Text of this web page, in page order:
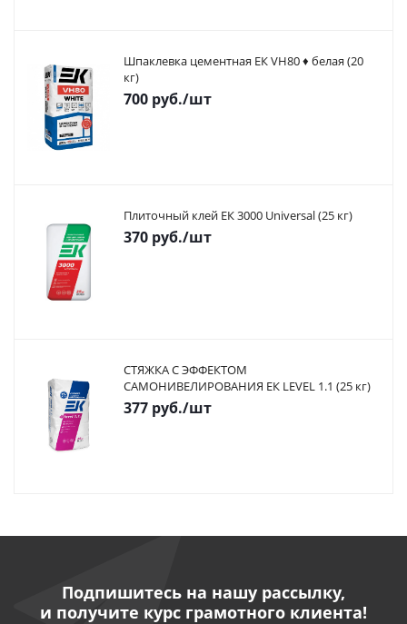
Шпаклевка цементная ЕК VH80 ♦ белая (20
кг)
700 руб./шт
Плиточный клей ЕК 3000 Universal (25 кг)
370 руб./шт
СТЯЖКА С ЭФФЕКТОМ
САМОНИВЕЛИРОВАНИЯ ЕК LEVEL 1.1 (25 кг)
377 руб./шт
Подпишитесь на нашу рассылку,
и получите курс грамотного клиента!